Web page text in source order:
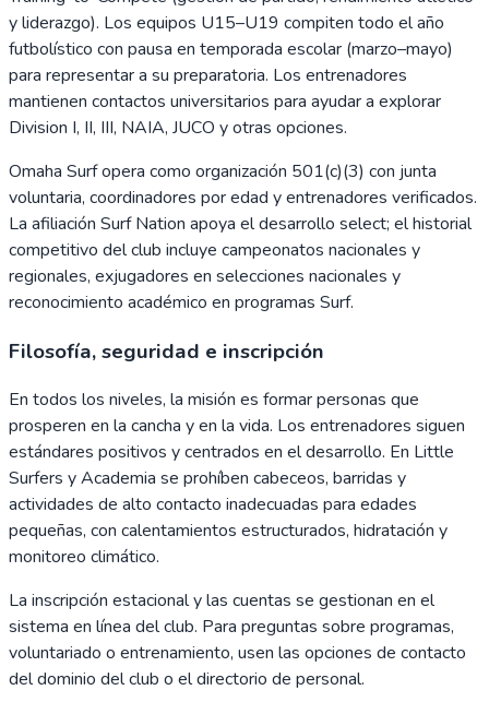
y liderazgo). Los equipos U15–U19 compiten todo el año
futbolístico con pausa en temporada escolar (marzo–mayo)
para representar a su preparatoria. Los entrenadores
mantienen contactos universitarios para ayudar a explorar
Division I, II, III, NAIA, JUCO y otras opciones.
Omaha Surf opera como organización 501(c)(3) con junta
voluntaria, coordinadores por edad y entrenadores verificados.
La afiliación Surf Nation apoya el desarrollo select; el historial
competitivo del club incluye campeonatos nacionales y
regionales, exjugadores en selecciones nacionales y
reconocimiento académico en programas Surf.
Filosofía, seguridad e inscripción
En todos los niveles, la misión es formar personas que
prosperen en la cancha y en la vida. Los entrenadores siguen
estándares positivos y centrados en el desarrollo. En Little
Surfers y Academia se prohíben cabeceos, barridas y
actividades de alto contacto inadecuadas para edades
pequeñas, con calentamientos estructurados, hidratación y
monitoreo climático.
La inscripción estacional y las cuentas se gestionan en el
sistema en línea del club. Para preguntas sobre programas,
voluntariado o entrenamiento, usen las opciones de contacto
del dominio del club o el directorio de personal.